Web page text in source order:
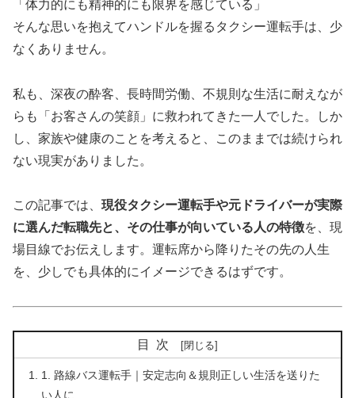
「体力的にも精神的にも限界を感じている」
そんな思いを抱えてハンドルを握るタクシー運転手は、少
なくありません。
私も、深夜の酔客、長時間労働、不規則な生活に耐えなが
らも「お客さんの笑顔」に救われてきた一人でした。しか
し、家族や健康のことを考えると、このままでは続けられ
ない現実がありました。
この記事では、 現役タクシー運転手や元ドライバーが実際
に選んだ転職先と、その仕事が向いている人の特徴を、現
場目線でお伝えします。運転席から降りたその先の人生
を、少しでも具体的にイメージできるはずです。
目次
1. 路線バス運転手｜安定志向＆規則正しい生活を送りた
い人に